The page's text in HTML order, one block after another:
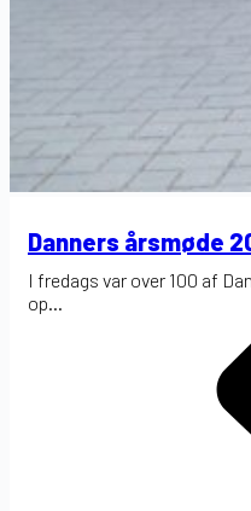
Danners årsmøde
I fredags var over 100 af
op...